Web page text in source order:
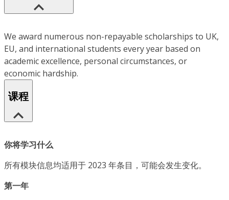
We award numerous non-repayable scholarships to UK,
EU, and international students every year based on
academic excellence, personal circumstances, or
economic hardship.
课程
你将学习什么
所有模块信息均适用于 2023 年条目，可能会发生变化。
第一年